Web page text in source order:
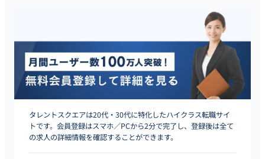
タレントスクエアは20代・30代に特化したハイクラス転職サイ
トです。会員登録はスマホ／PCから2分で完了し、登録後は全て
の求人の詳細情報を確認することができます。